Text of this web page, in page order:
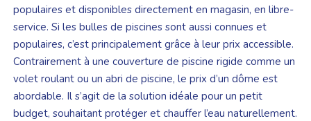
populaires et disponibles directement en magasin, en libre-
service. Si les bulles de piscines sont aussi connues et
populaires, c’est principalement grâce à leur prix accessible.
Contrairement à une couverture de piscine rigide comme un
volet roulant ou un abri de piscine, le prix d’un dôme est
abordable. Il s’agit de la solution idéale pour un petit
budget, souhaitant protéger et chauffer l’eau naturellement.